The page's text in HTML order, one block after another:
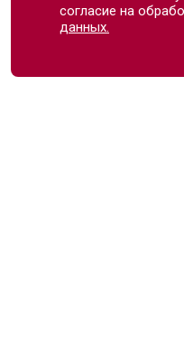
согласие на
данных.